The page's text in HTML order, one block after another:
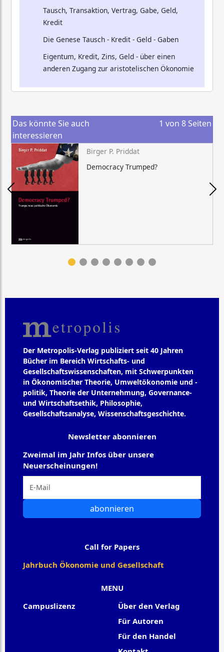
Tausch, Transaktion, Vertrag, Gabe, Geld,
Kredit
Die Genese Tausch - Kredit - Geld - Gaben
Eigentum, Kredit, Zins, Geld - über einen
anderen Zugang zur aristotelischen Ökonomie
Das könnte Sie auch
interessieren
1 von 8 Seiten
Birger P. Priddat
Democracy Trumped?
Der Metropolis-Verlag publiziert seit 40 Jahren
Bücher im Bereich Wirtschafts- und
Gesellschaftswissenschaften, mit Schwerpunkten
in Ökonomischer Theorie, Umweltökonomie und -
politik, Theorie der Unternehmung, Governance-
und Wirtschaftsethik, Philosophie,
Gesellschaftsanalyse, Wissenschaftsgeschichte.
MENU
Campuslizenz
Über den Verlag
Für Autoren
Für den Handel
Newsletter abonnieren
Zweimal im Jahr Infos über unsere
Neuerscheinungen!
abonnieren
Call for Papers
Jahrbuch Ökonomie und Gesellschaft